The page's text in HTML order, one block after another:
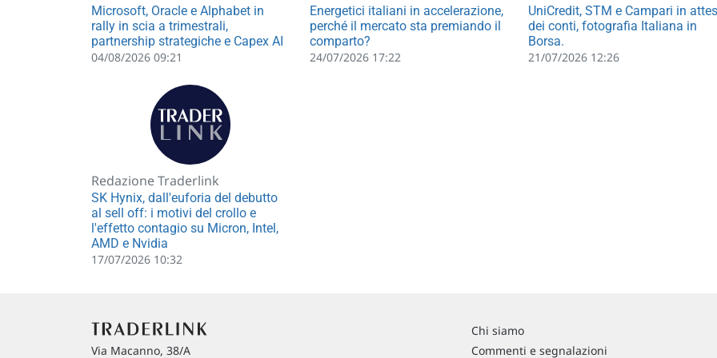
Microsoft, Oracle e Alphabet in
rally in scia a trimestrali,
partnership strategiche e Capex AI
04/08/2026 09:21
Energetici italiani in accelerazione,
perché il mercato sta premiando il
comparto?
24/07/2026 17:22
UniCredit, STM e Campari in
dei conti, fotografia Italiana in
Borsa.
21/07/2026 12:26
Redazione Traderlink
SK Hynix, dall'euforia del debutto
al sell off: i motivi del crollo e
l'effetto contagio su Micron, Intel,
AMD e Nvidia
17/07/2026 10:32
Via Macanno, 38/A
Chi siamo
Commenti e segnalazioni